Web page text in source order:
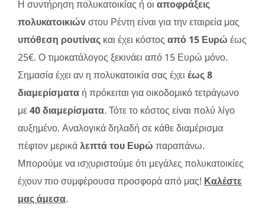
Η συντήρηση πολυκατοικίας ή οι αποφράξεις
πολυκατοικιώνστου Ρέντη είναι για την εταιρεία μας
υπόθεση ρουτίνας και έχει κόστος από 15 Ευρώ έως
25€. Ο τιμοκατάλογος ξεκινάει από 15 Ευρώ μόνο.
Σημασία έχει αν η πολυκατοικία σας έχει έως 8
διαμερίσματα ή πρόκειται για οικοδομικό τετράγωνο
με40 διαμερίσματα. Τότε το κόστος είναι πολύ λίγο
αυξημένο. Αναλογικά δηλαδή σε κάθε διαμέρισμα
πέφτον μερικάλεπτά του Ευρώ παραπάνω.
Μπορούμε να ισχυριστούμε ότι μεγάλες πολυκατοικίες
έχουν πιο συμφέρουσα προσφορά από μας! Καλέστε
μας άμεσα.